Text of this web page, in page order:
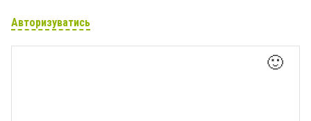
Авторизуватись
🙂